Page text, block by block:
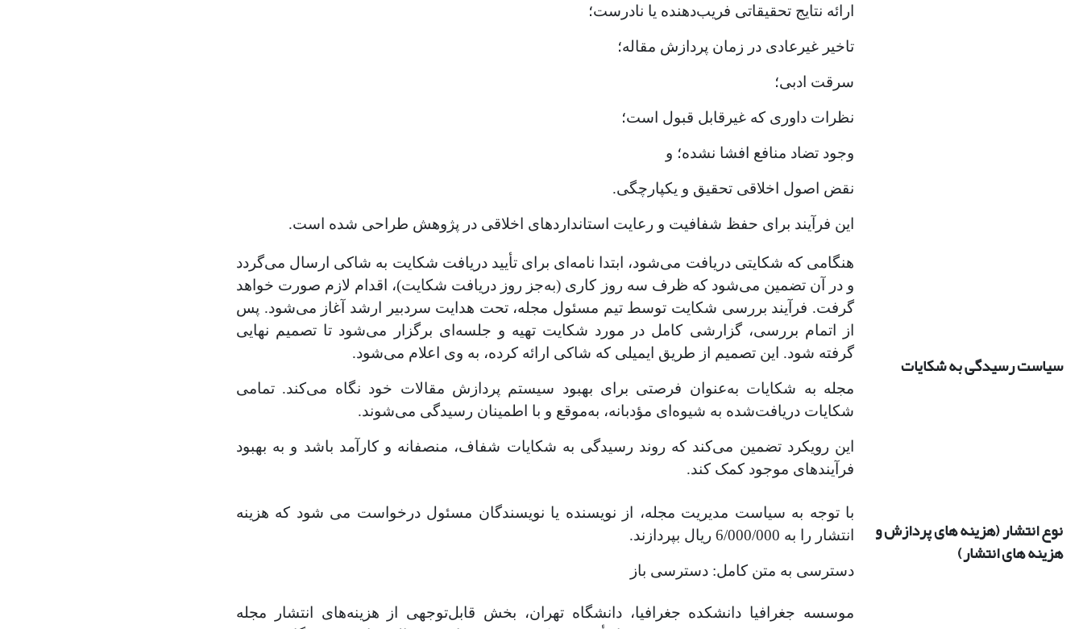
ارائه نتایج تحقیقاتی فریب‌دهنده یا نادرست؛
تاخیر غیرعادی در زمان پردازش مقاله؛
سرقت ادبی؛
نظرات داوری که غیرقابل قبول است؛
وجود تضاد منافع افشا نشده؛ و
نقض اصول اخلاقی تحقیق و یکپارچگی.
این فرآیند برای حفظ شفافیت و رعایت استانداردهای اخلاقی در پژوهش طراحی شده است.
سیاست رسیدگی به شکایات
هنگامی که شکایتی دریافت می‌شود، ابتدا نامه‌ای برای تأیید دریافت شکایت به شاکی ارسال می‌گردد
و در آن تضمین می‌شود که ظرف سه روز کاری (به‌جز روز دریافت شکایت)، اقدام لازم صورت خواهد
گرفت. فرآیند بررسی شکایت توسط تیم مسئول مجله، تحت هدایت سردبیر ارشد آغاز می‌شود. پس
از اتمام بررسی، گزارشی کامل در مورد شکایت تهیه و جلسه‌ای برگزار می‌شود تا تصمیم نهایی
گرفته شود. این تصمیم از طریق ایمیلی که شاکی ارائه کرده، به وی اعلام می‌شود.
مجله به شکایات به‌عنوان فرصتی برای بهبود سیستم پردازش مقالات خود نگاه می‌کند. تمامی
شکایات دریافت‌شده به شیوه‌ای مؤدبانه، به‌موقع و با اطمینان رسیدگی می‌شوند.
این رویکرد تضمین می‌کند که روند رسیدگی به شکایات شفاف، منصفانه و کارآمد باشد و به بهبود
فرآیندهای موجود کمک کند.
نوع انتشار (هزینه های پردازش و
هزینه های انتشار)
با توجه به سیاست مدیریت مجله، از نویسنده یا نویسندگان مسئول درخواست می شود که هزینه
انتشار را به 6/000/000 ریال بپردازند.
دسترسی به متن کامل: دسترسی باز
موسسه جغرافیا دانشکده جغرافیا، دانشگاه تهران، بخش قابل‌توجهی از هزینه‌های انتشار مجله